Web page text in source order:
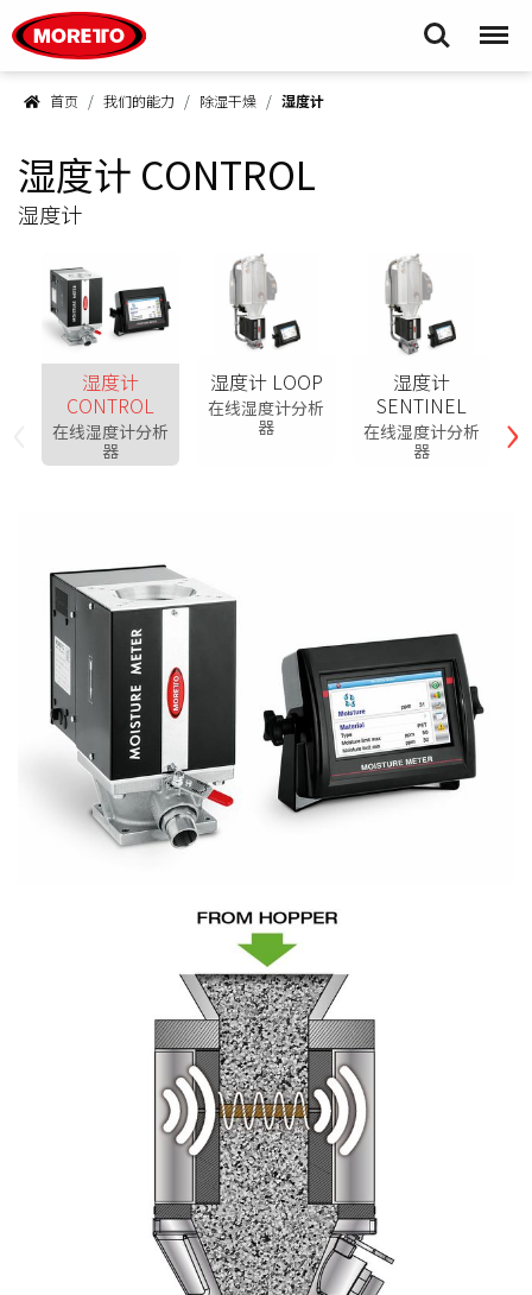
Search Menu
首页 我们的能力 除湿干燥 湿度计
湿度计 CONTROL
湿度计
湿度计
CONTROL
在线湿度计分析
器
湿度计 LOOP
在线湿度计分析
器
湿度计
SENTINEL
在线湿度计分析
器
›